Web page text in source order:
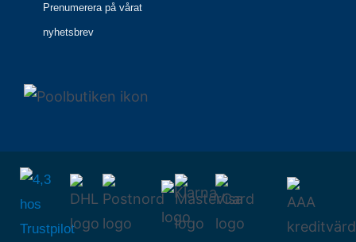
Prenumerera på vårat
nyhetsbrev